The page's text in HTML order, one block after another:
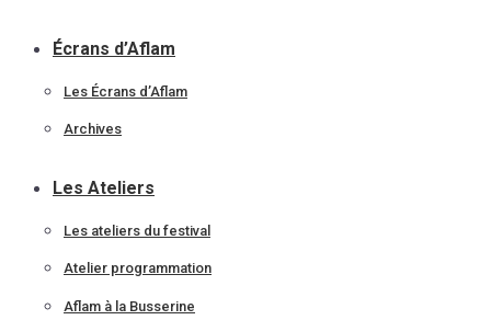
Écrans d’Aflam
Les Écrans d’Aflam
Archives
Les Ateliers
Les ateliers du festival
Atelier programmation
Aflam à la Busserine